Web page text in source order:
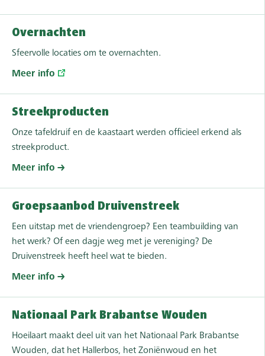
Overnachten
Sfeervolle locaties om te overnachten.
Meer info
Streekproducten
Onze tafeldruif en de kaastaart werden officieel erkend als
streekproduct.
Meer info
Groepsaanbod Druivenstreek
Een uitstap met de vriendengroep? Een teambuilding van
het werk? Of een dagje weg met je vereniging? De
Druivenstreek heeft heel wat te bieden.
Meer info
Nationaal Park Brabantse Wouden
Hoeilaart maakt deel uit van het Nationaal Park Brabantse
Wouden, dat het Hallerbos, het Zoniënwoud en het